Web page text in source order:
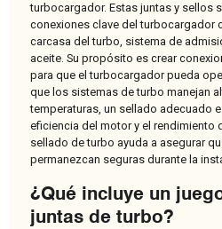
turbocargador. Estas juntas y sellos
conexiones clave del turbocargador
carcasa del turbo, sistema de
aceite. Su propósito es crear
para que el turbocargador pueda
que los sistemas de turbo manejan
temperaturas, un sellado adecuado
eficiencia del motor y el rendimiento
sellado de turbo ayuda a asegurar
permanezcan seguras durante la
¿Qué incluye un
juntas de turbo?